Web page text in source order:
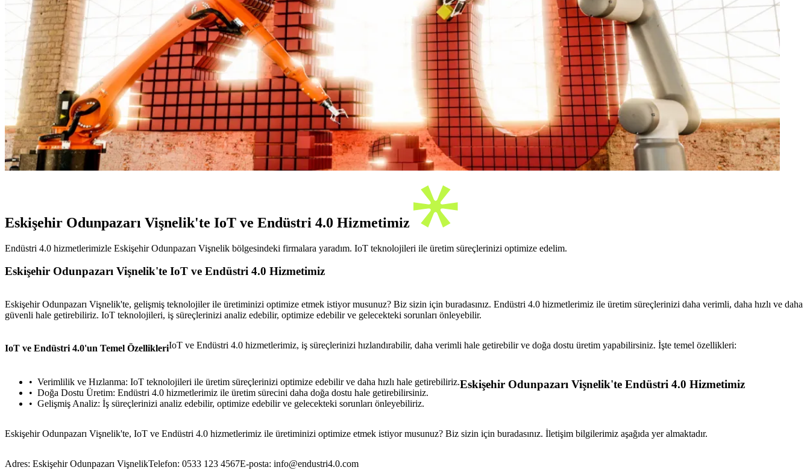
Eskişehir Odunpazarı Vişnelik'te IoT ve Endüstri 4.0 Hizmetimiz
Endüstri 4.0 hizmetlerimizle Eskişehir Odunpazarı Vişnelik bölgesindeki firmalara yaradım. IoT teknolojileri ile üretim süreçlerinizi optimize edelim.
Eskişehir Odunpazarı Vişnelik'te IoT ve Endüstri 4.0 Hizmetimiz
Eskişehir Odunpazarı Vişnelik'te, gelişmiş teknolojiler ile üretiminizi optimize etmek istiyor musunuz? Biz sizin için buradasınız. Endüstri 4.0 hizmetlerimiz ile üretim süreçlerinizi daha verimli, daha hızlı ve daha
güvenli hale getirebiliriz. IoT teknolojileri, iş süreçlerinizi analiz edebilir, optimize edebilir ve gelecekteki sorunları önleyebilir.
IoT ve Endüstri 4.0'un Temel ÖzellikleriIoT ve Endüstri 4.0 hizmetlerimiz, iş süreçlerinizi hızlandırabilir, daha verimli hale getirebilir ve doğa dostu üretim yapabilirsiniz. İşte temel özellikleri:
Verimlilik ve Hızlanma: IoT teknolojileri ile üretim süreçlerinizi optimize edebilir ve daha hızlı hale getirebiliriz.
Doğa Dostu Üretim: Endüstri 4.0 hizmetlerimiz ile üretim sürecini daha doğa dostu hale getirebilirsiniz.
Gelişmiş Analiz: İş süreçlerinizi analiz edebilir, optimize edebilir ve gelecekteki sorunları önleyebiliriz.
Eskişehir Odunpazarı Vişnelik'te Endüstri 4.0 Hizmetimiz
Eskişehir Odunpazarı Vişnelik'te, IoT ve Endüstri 4.0 hizmetlerimiz ile üretiminizi optimize etmek istiyor musunuz? Biz sizin için buradasınız. İletişim bilgilerimiz aşağıda yer almaktadır.
Adres: Eskişehir Odunpazarı VişnelikTelefon: 0533 123 4567E-posta: info@endustri4.0.com